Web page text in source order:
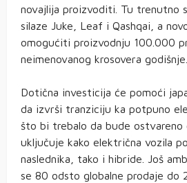
novajlija proizvoditi. Tu trenutno
silaze Juke, Leaf i Qashqai, a
omogućiti proizvodnju 100.000
neimenovanog krosovera godišnje.
Dotična investicija će pomoći
da izvrši tranziciju ka potpuno
što bi trebalo da bude ostvareno
uključuje kako električna vozila
naslednika, tako i hibride. Još
se 80 odsto globalne prodaje do